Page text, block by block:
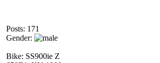
Posts: 171
Gender:
Bike: SS900ie Z